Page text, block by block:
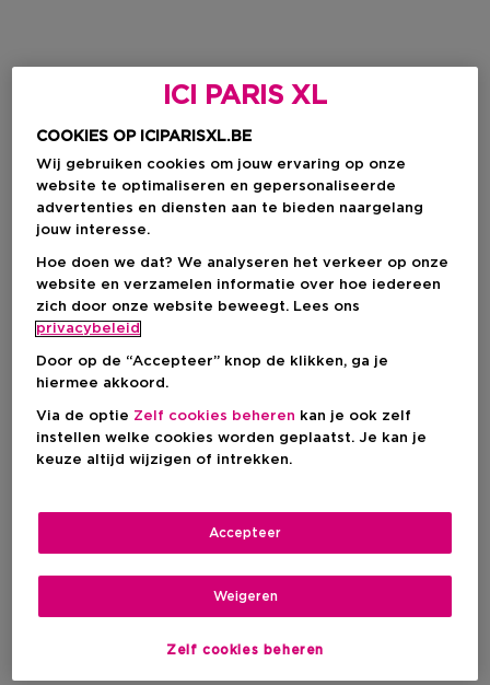
ICI PARIS XL
COOKIES OP ICIPARISXL.BE
Wij gebruiken cookies om jouw ervaring op onze
website te optimaliseren en gepersonaliseerde
advertenties en diensten aan te bieden naargelang
jouw interesse.
Hoe doen we dat? We analyseren het verkeer op onze
website en verzamelen informatie over hoe iedereen
zich door onze website beweegt. Lees ons
privacybeleid
Door op de “Accepteer” knop de klikken, ga je
hiermee akkoord.
Via de optie Zelf cookies beheren kan je ook zelf
instellen welke cookies worden geplaatst. Je kan je
keuze altijd wijzigen of intrekken.
Zelf cookies beheren
Weigeren
Accepteer